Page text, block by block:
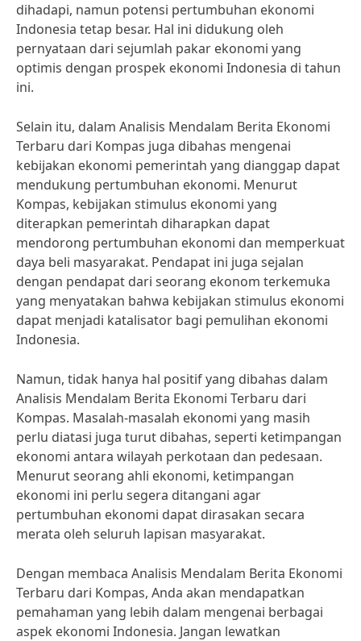
dihadapi, namun potensi pertumbuhan ekonomi
Indonesia tetap besar. Hal ini didukung oleh
pernyataan dari sejumlah pakar ekonomi yang
optimis dengan prospek ekonomi Indonesia di tahun
ini.
Selain itu, dalam Analisis Mendalam Berita Ekonomi
Terbaru dari Kompas juga dibahas mengenai
kebijakan ekonomi pemerintah yang dianggap dapat
mendukung pertumbuhan ekonomi. Menurut
Kompas, kebijakan stimulus ekonomi yang
diterapkan pemerintah diharapkan dapat
mendorong pertumbuhan ekonomi dan memperkuat
daya beli masyarakat. Pendapat ini juga sejalan
dengan pendapat dari seorang ekonom terkemuka
yang menyatakan bahwa kebijakan stimulus ekonomi
dapat menjadi katalisator bagi pemulihan ekonomi
Indonesia.
Namun, tidak hanya hal positif yang dibahas dalam
Analisis Mendalam Berita Ekonomi Terbaru dari
Kompas. Masalah-masalah ekonomi yang masih
perlu diatasi juga turut dibahas, seperti ketimpangan
ekonomi antara wilayah perkotaan dan pedesaan.
Menurut seorang ahli ekonomi, ketimpangan
ekonomi ini perlu segera ditangani agar
pertumbuhan ekonomi dapat dirasakan secara
merata oleh seluruh lapisan masyarakat.
Dengan membaca Analisis Mendalam Berita Ekonomi
Terbaru dari Kompas, Anda akan mendapatkan
pemahaman yang lebih dalam mengenai berbagai
aspek ekonomi Indonesia. Jangan lewatkan